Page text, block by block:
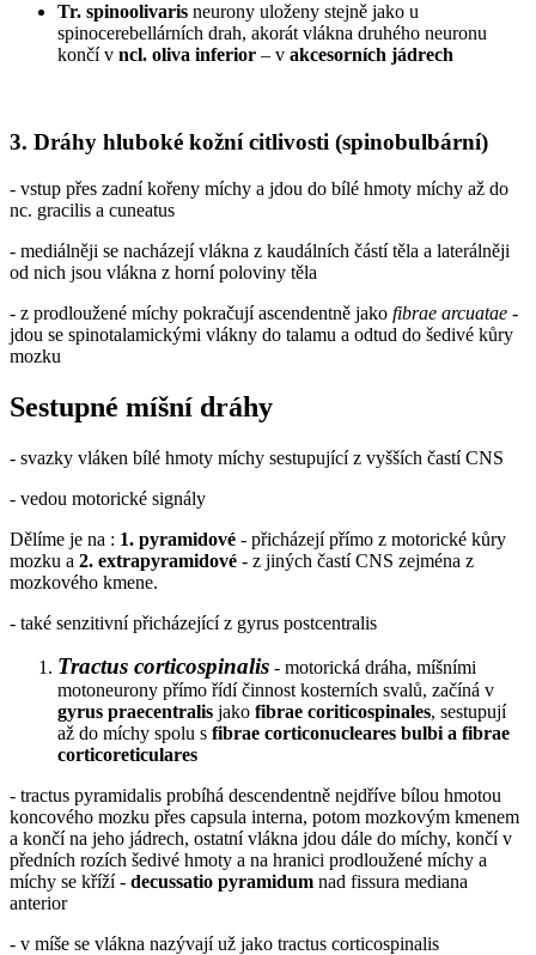
Tr. spinoolivaris neurony uloženy stejně jako u
spinocerebellárních drah, akorát vlákna druhého neuronu
končí v ncl. oliva inferior – v akcesorních jádrech
3. Dráhy hluboké kožní citlivosti (spinobulbární)
- vstup přes zadní kořeny míchy a jdou do bílé hmoty míchy až do
nc. gracilis a cuneatus
- mediálněji se nacházejí vlákna z kaudálních částí těla a laterálněji
od nich jsou vlákna z horní poloviny těla
- z prodloužené míchy pokračují ascendentně jako fibrae arcuatae -
jdou se spinotalamickými vlákny do talamu a odtud do šedivé kůry
mozku
Sestupné míšní dráhy
- svazky vláken bílé hmoty míchy sestupující z vyšších častí CNS
- vedou motorické signály
Dělíme je na : 1. pyramidové - přicházejí přímo z motorické kůry
mozku a 2. extrapyramidové - z jiných častí CNS zejména z
mozkového kmene.
- také senzitivní přicházející z gyrus postcentralis
Tractus corticospinalis - motorická dráha, míšními
motoneurony přímo řídí činnost kosterních svalů, začíná v
gyrus praecentralis jako fibrae coriticospinales, sestupují
až do míchy spolu s fibrae corticonucleares bulbi a fibrae
corticoreticulares
- tractus pyramidalis probíhá descendentně nejdříve bílou hmotou
koncového mozku přes capsula interna, potom mozkovým kmenem
a končí na jeho jádrech, ostatní vlákna jdou dále do míchy, končí v
předních rozích šedivé hmoty a na hranici prodloužené míchy a
míchy se kříží - decussatio pyramidum nad fissura mediana
anterior
- v míše se vlákna nazývají už jako tractus corticospinalis